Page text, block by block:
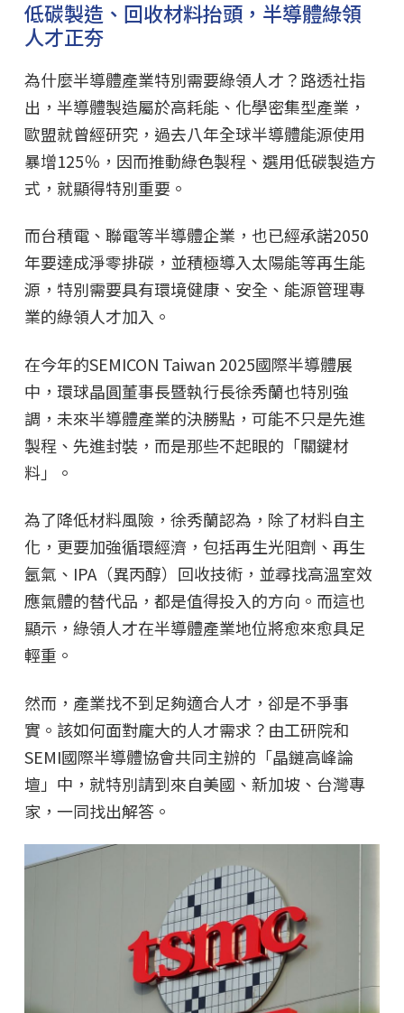
低碳製造、回收材料抬頭，半導體綠領
人才正夯
為什麼半導體產業特別需要綠領人才？路透社指
出，半導體製造屬於高耗能、化學密集型產業，
歐盟就曾經研究，過去八年全球半導體能源使用
暴增125％，因而推動綠色製程、選用低碳製造方
式，就顯得特別重要。
而台積電、聯電等半導體企業，也已經承諾2050
年要達成淨零排碳，並積極導入太陽能等再生能
源，特別需要具有環境健康、安全、能源管理專
業的綠領人才加入。
在今年的SEMICON Taiwan 2025國際半導體展
中，環球晶圓董事長暨執行長徐秀蘭也特別強
調，未來半導體產業的決勝點，可能不只是先進
製程、先進封裝，而是那些不起眼的「關鍵材
料」。
為了降低材料風險，徐秀蘭認為，除了材料自主
化，更要加強循環經濟，包括再生光阻劑、再生
氬氣、IPA（異丙醇）回收技術，並尋找高溫室效
應氣體的替代品，都是值得投入的方向。而這也
顯示，綠領人才在半導體產業地位將愈來愈具足
輕重。
然而，產業找不到足夠適合人才，卻是不爭事
實。該如何面對龐大的人才需求？由工研院和
SEMI國際半導體協會共同主辦的「晶鏈高峰論
壇」中，就特別請到來自美國、新加坡、台灣專
家，一同找出解答。